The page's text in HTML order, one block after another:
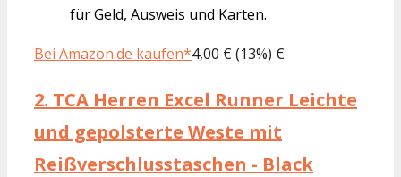
für Geld, Ausweis und Karten.
Bei Amazon.de kaufen*4,00 € (13%) €
2. TCA Herren Excel Runner Leichte
und gepolsterte Weste mit
Reißverschlusstaschen - Black